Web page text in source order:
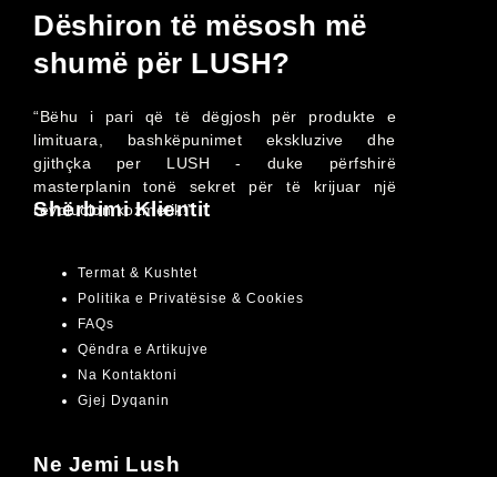
Dëshiron të mësosh më
shumë për LUSH?
“Bëhu i pari që të dëgjosh për produkte e
limituara, bashkëpunimet ekskluzive dhe
gjithçka per LUSH - duke përfshirë
masterplanin tonë sekret për të krijuar një
revolucion kozmetik!”
Shërbimi Klientit
Termat & Kushtet
Politika e Privatësise & Cookies
FAQs
Qëndra e Artikujve
Na Kontaktoni
Gjej Dyqanin
Ne Jemi Lush